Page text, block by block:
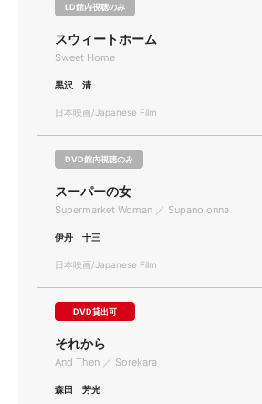
LD館内視聴のみ
スウィートホーム
Sweet Home
黒沢 清
日本映画/Japanese Film
DVD館内視聴のみ
スーパーの女
Supermarket Woman ／ Supano onna
伊丹 十三
日本映画/Japanese Film
DVD貸出可
それから
And Then ／ Sorekara
森田 芳光